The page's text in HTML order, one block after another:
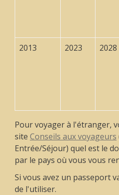
2013 2023 2028
Pour voyager à l'étranger,
site Conseils aux voyageurs
Entrée/Séjour) quel est le
par le pays où vous vous
Si vous avez un passeport
de l'utiliser.